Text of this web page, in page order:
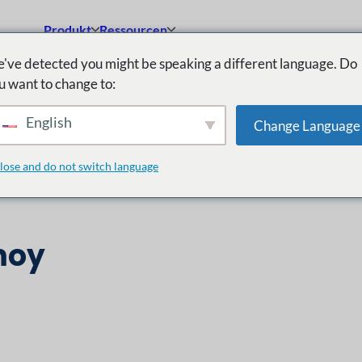
Produkt Ressourcen
detected you might be speaking a different language. Do
want to change to:
English Change Language
and do not switch language